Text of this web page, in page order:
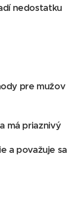
nedostatku
pre mužov
má priaznivý
a považuje sa